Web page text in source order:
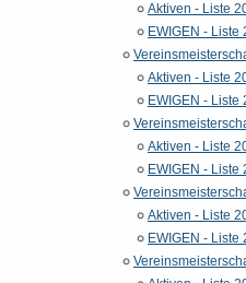
Aktiven - Liste
EWIGEN - Liste
Aktiven - Liste
EWIGEN - Liste
Aktiven - Liste
EWIGEN - Liste
Aktiven - Liste
EWIGEN - Liste